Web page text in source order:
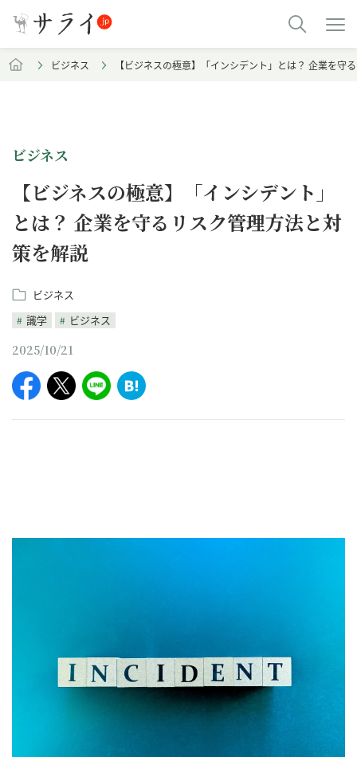
ビジネス 【ビジネスの極意】「インシデント」とは？ 企業を守
ビジネス
【ビジネスの極意】「インシデント」
とは？ 企業を守るリスク管理方法と対
策を解説
ビジネス
識学
ビジネス
2025/10/21